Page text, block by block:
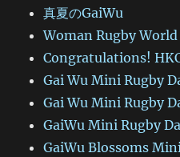
真夏のGaiWu
Woman Rugby World
Congratulations!
Gai Wu Mini Rugby
Gai Wu Mini Rugby
GaiWu Mini Rugby
GaiWu Blossoms